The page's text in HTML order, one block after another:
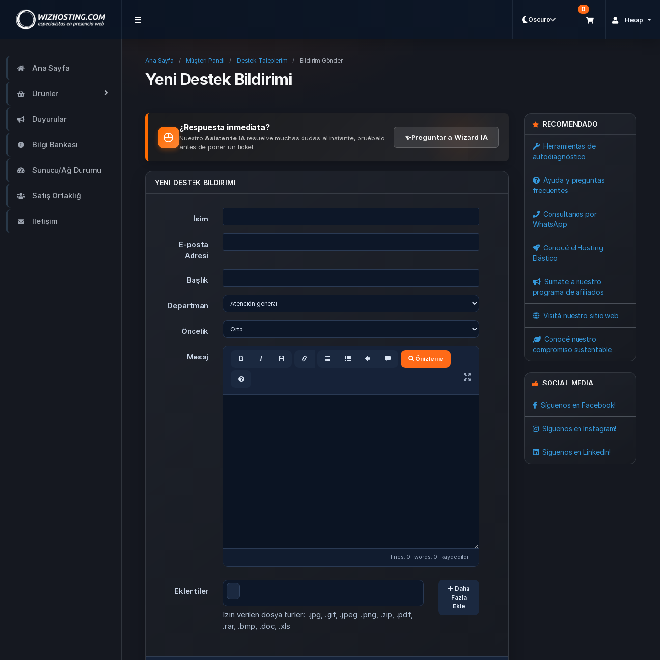
Oscuro
0
Hesap
Ana Sayfa
Ürünler
Duyurular
Bilgi Bankası
Sunucu/Ağ Durumu
Satış Ortaklığı
İletişim
Ana Sayfa Müşteri Paneli Destek Taleplerim Bildirim Gönder
Yeni Destek Bildirimi
¿Respuesta inmediata?
NuestroAsistente IA resuelve muchas dudas al instante, pruébalo
antes de poner un ticket
✨Preguntar a Wizard IA
YENI DESTEK BILDIRIMI
İsim
E-posta
Adresi
Başlık
Departman
Öncelik
Mesaj Önizleme
lines: 0 words: 0 kaydedildi
Eklentiler
İzin verilen dosya türleri: .jpg, .gif, .jpeg, .png, .zip, .pdf,
.rar, .bmp, .doc, .xls
Daha
Fazla
Ekle
RECOMENDADO
Herramientas de
autodiagnóstico
Ayuda y preguntas
frecuentes
Consultanos por
WhatsApp
Conocé el Hosting
Elástico
Sumate a nuestro
programa de afiliados
Visitá nuestro sitio web
Conocé nuestro
compromiso sustentable
SOCIAL MEDIA
Síguenos en Facebook!
Síguenos en Instagram!
Síguenos en LinkedIn!